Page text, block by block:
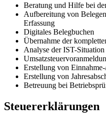
Beratung und Hilfe bei
Aufbereitung von
Erfassung
Digitales Belegbuchen
Übernahme der
Analyse der IST-
Erstellung von
Erstellung von
Betreuung bei
Steuererklärungen